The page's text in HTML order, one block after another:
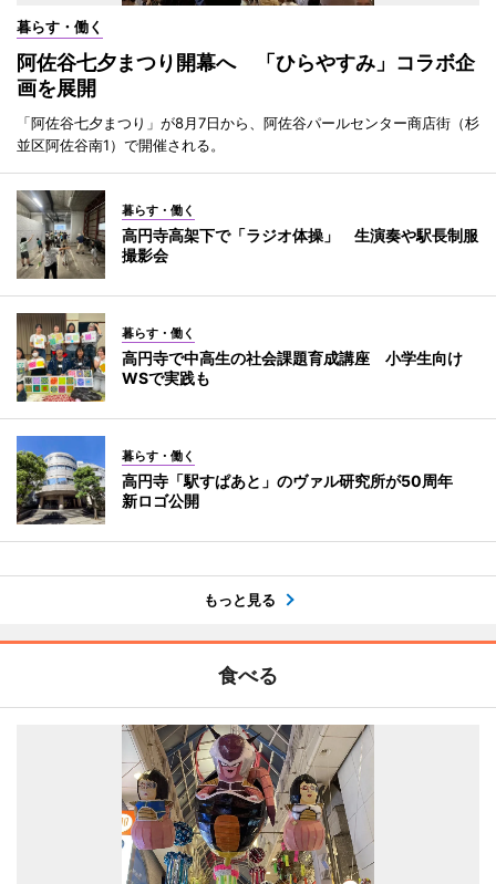
暮らす・働く
阿佐谷七夕まつり開幕へ 「ひらやすみ」コラボ企
画を展開
「阿佐谷七夕まつり」が8月7日から、阿佐谷パールセンター商店街（杉
並区阿佐谷南1）で開催される。
暮らす・働く
高円寺高架下で「ラジオ体操」 生演奏や駅長制服
撮影会
暮らす・働く
高円寺で中高生の社会課題育成講座 小学生向け
WSで実践も
暮らす・働く
高円寺「駅すぱあと」のヴァル研究所が50周年
新ロゴ公開
もっと見る
食べる